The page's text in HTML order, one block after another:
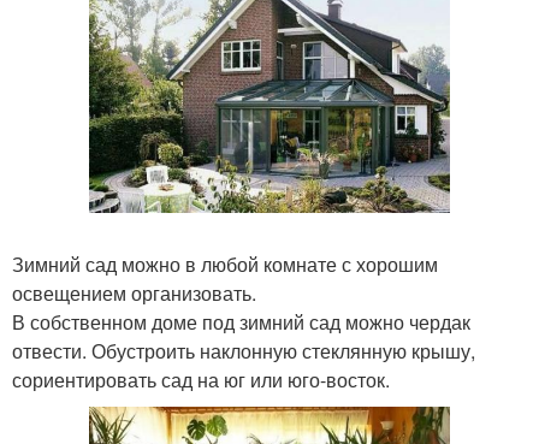
Зимний сад можно в любой комнате с хорошим
освещением организовать.
В собственном доме под зимний сад можно чердак
отвести. Обустроить наклонную стеклянную крышу,
сориентировать сад на юг или юго-восток.